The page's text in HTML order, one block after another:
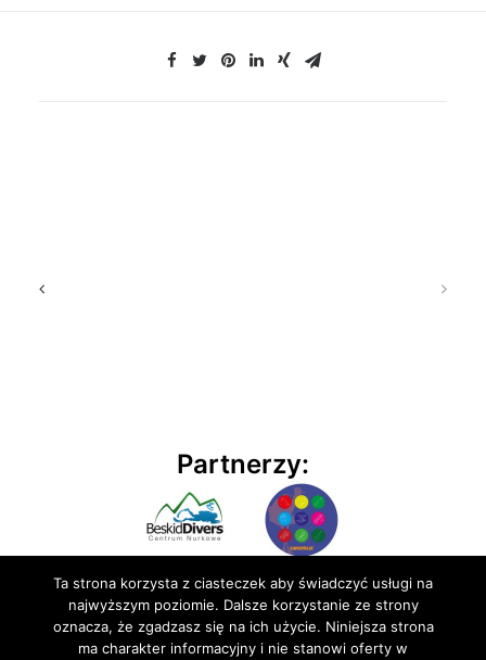
Partnerzy:
Ta strona korzysta z ciasteczek aby świadczyć usługi na
najwyższym poziomie. Dalsze korzystanie ze strony
oznacza, że zgadzasz się na ich użycie. Niniejsza strona
ma charakter informacyjny i nie stanowi oferty w